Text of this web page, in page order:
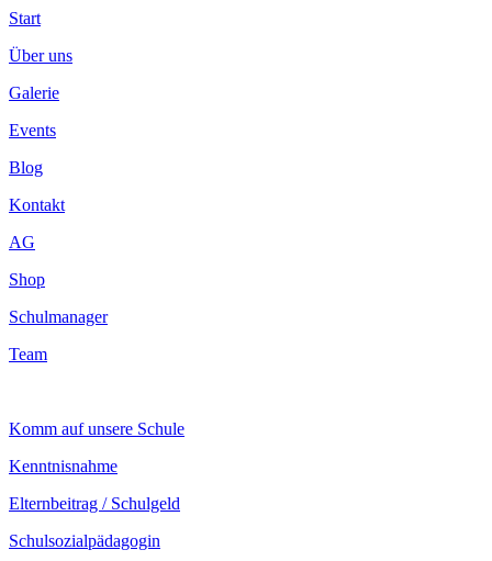
Start
Über uns
Galerie
Events
Blog
Kontakt
AG
Shop
Schulmanager
Team
Komm auf unsere Schule
Kenntnisnahme
Elternbeitrag / Schulgeld
Schulsozialpädagogin